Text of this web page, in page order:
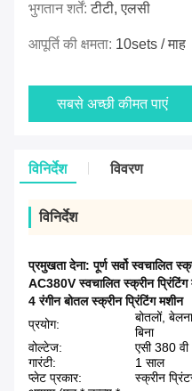
भुगतान शर्तें:टीटी, एलसी
आपूर्ति की क्षमता: 10sets / माह
सबसे अच्छी कीमत पाएं
विनिर्देश विवरण
विनिर्देश
प्रमुखता देना:पूर्ण सर्वो स्वचालित
AC380V स्वचालित स्क्रीन प्रिंटिंग
4 रंगीन बोतल स्क्रीन प्रिंटिंग मशीन
प्रयोग:
बोतलों,
बिना
वोल्टेज:
एसी 380
गारंटी:
1 साल
प्लेट प्रकार:
स्क्रीन